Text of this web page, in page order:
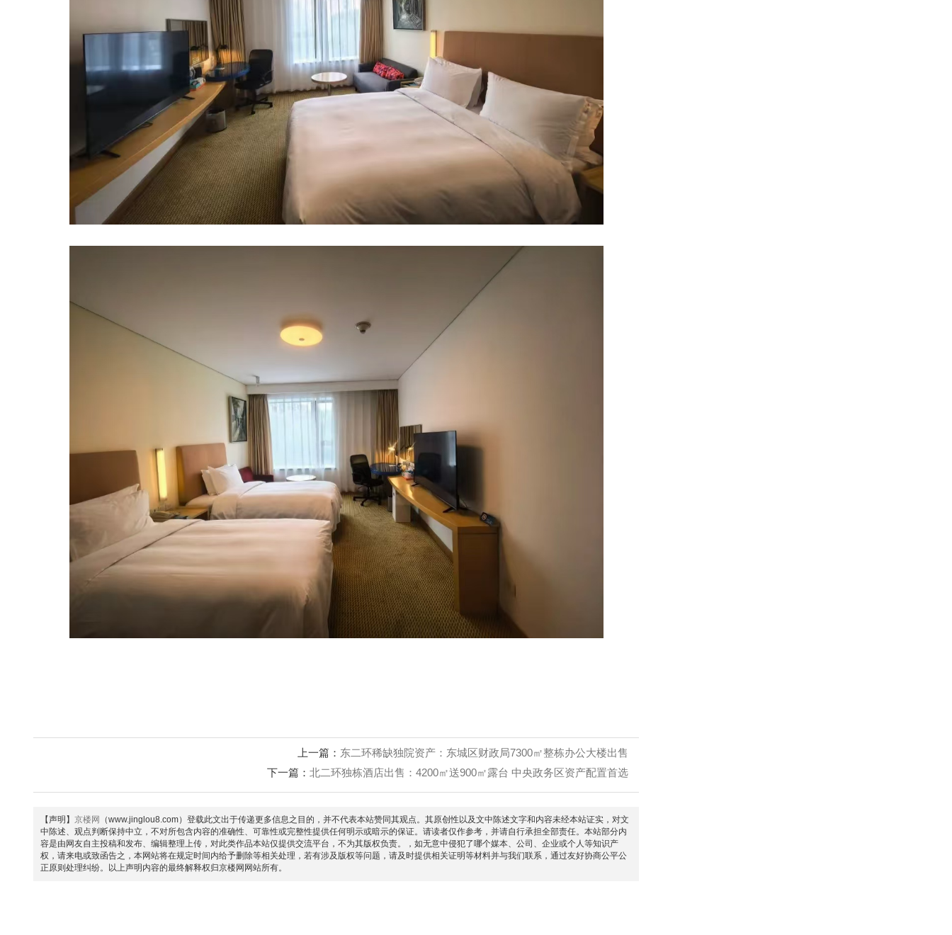
上一篇： 东二环稀缺独院资产：东城区财政局7300㎡整栋办公大楼出售
下一篇： 北二环独栋酒店出售：4200㎡送900㎡露台 中央政务区资产配置首选
【声明】 京楼网
（www.jinglou8.com）登载此文出于传递更多信息之目的，并不代表本站赞同其观点。其原创性以及文中陈述文字和内容未经本站证实，对文
中陈述、观点判断保持中立，不对所包含内容的准确性、可靠性或完整性提供任何明示或暗示的保证。请读者仅作参考，并请自行承担全部责任。本站部分内
容是由网友自主投稿和发布、编辑整理上传，对此类作品本站仅提供交流平台，不为其版权负责。，如无意中侵犯了哪个媒本、公司、企业或个人等知识产
权，请来电或致函告之，本网站将在规定时间内给予删除等相关处理，若有涉及版权等问题，请及时提供相关证明等材料并与我们联系，通过友好协商公平公
正原则处理纠纷。以上声明内容的最终解释权归京楼网网站所有。